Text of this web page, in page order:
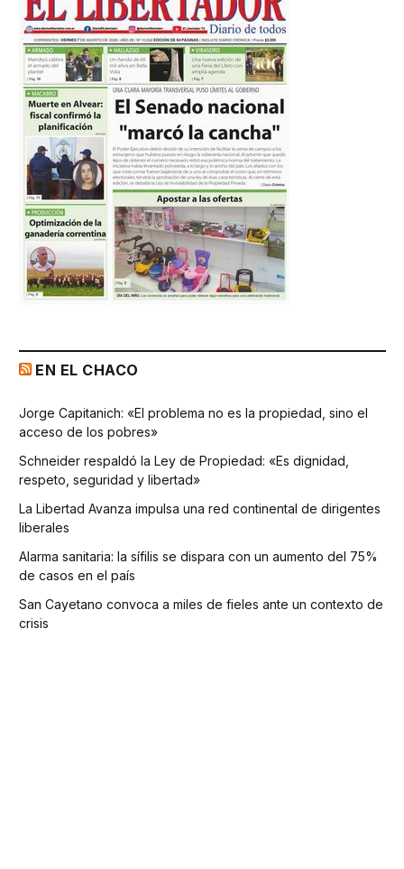
EN EL CHACO
Jorge Capitanich: «El problema no es la propiedad, sino el
acceso de los pobres»
Schneider respaldó la Ley de Propiedad: «Es dignidad,
respeto, seguridad y libertad»
La Libertad Avanza impulsa una red continental de dirigentes
liberales
Alarma sanitaria: la sífilis se dispara con un aumento del 75%
de casos en el país
San Cayetano convoca a miles de fieles ante un contexto de
crisis